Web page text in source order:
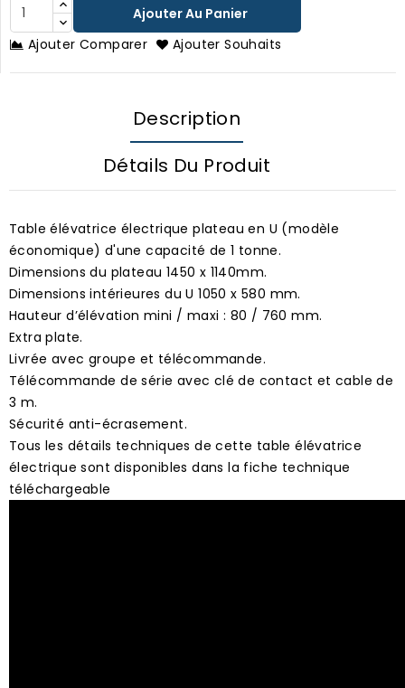
Ajouter Au Panier
Ajouter Comparer
Ajouter Souhaits
Description
Détails Du Produit
Table élévatrice électrique plateau en U (modèle
économique) d'une capacité de 1 tonne.
Dimensions du plateau 1450 x 1140mm.
Dimensions intérieures du U 1050 x 580 mm.
Hauteur d’élévation mini / maxi : 80 / 760 mm.
Extra plate.
Livrée avec groupe et télécommande.
Télécommande de série avec clé de contact et cable de
3 m.
Sécurité anti-écrasement.
Tous les détails techniques de cette table élévatrice
électrique sont disponibles dans la fiche technique
téléchargeable